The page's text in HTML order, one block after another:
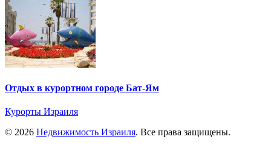
Отдых в курортном городе Бат-Ям
Курорты Израиля
© 2026 Недвижимость Израиля. Все права защищены.